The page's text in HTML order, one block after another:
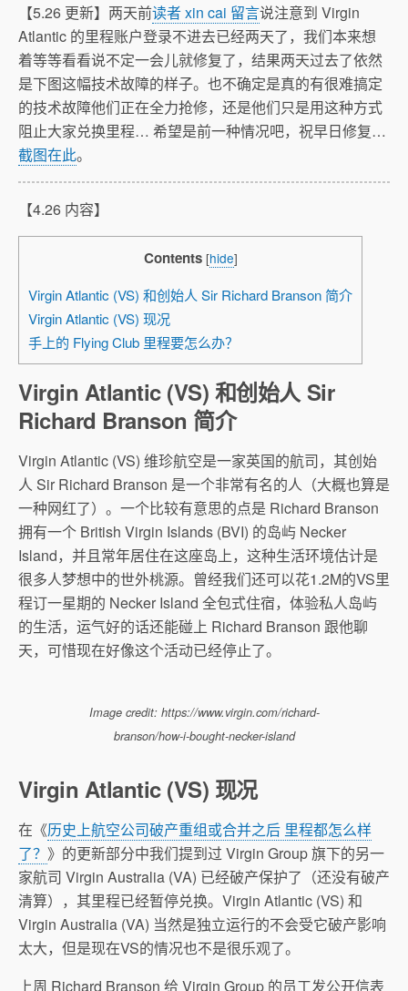
【5.26 更新】两天前读者 xin cai 留言说注意到 Virgin
Atlantic 的里程账户登录不进去已经两天了，我们本来想
着等等看看说不定一会儿就修复了，结果两天过去了依然
是下图这幅技术故障的样子。也不确定是真的有很难搞定
的技术故障他们正在全力抢修，还是他们只是用这种方式
阻止大家兑换里程… 希望是前一种情况吧，祝早日修复…
截图在此。
【4.26 内容】
Contents [hide]
Virgin Atlantic (VS) 和创始人 Sir Richard Branson 简介
Virgin Atlantic (VS) 现况
手上的 Flying Club 里程要怎么办？
Virgin Atlantic (VS) 和创始人 Sir
Richard Branson 简介
Virgin Atlantic (VS) 维珍航空是一家英国的航司，其创始
人 Sir Richard Branson 是一个非常有名的人（大概也算是
一种网红了）。一个比较有意思的点是 Richard Branson
拥有一个 British Virgin Islands (BVI) 的岛屿 Necker
Island，并且常年居住在这座岛上，这种生活环境估计是
很多人梦想中的世外桃源。曾经我们还可以花1.2M的VS里
程订一星期的 Necker Island 全包式住宿，体验私人岛屿
的生活，运气好的话还能碰上 Richard Branson 跟他聊
天，可惜现在好像这个活动已经停止了。
Image credit: https://www.virgin.com/richard-
branson/how-i-bought-necker-island
Virgin Atlantic (VS) 现况
在《历史上航空公司破产重组或合并之后 里程都怎么样
了？ 》的更新部分中我们提到过 Virgin Group 旗下的另一
家航司 Virgin Australia (VA) 已经破产保护了（还没有破产
清算），其里程已经暂停兑换。Virgin Atlantic (VS) 和
Virgin Australia (VA) 当然是独立运行的不会受它破产影响
太大，但是现在VS的情况也不是很乐观了。
上周 Richard Branson 给 Virgin Group 的员工发公开信表